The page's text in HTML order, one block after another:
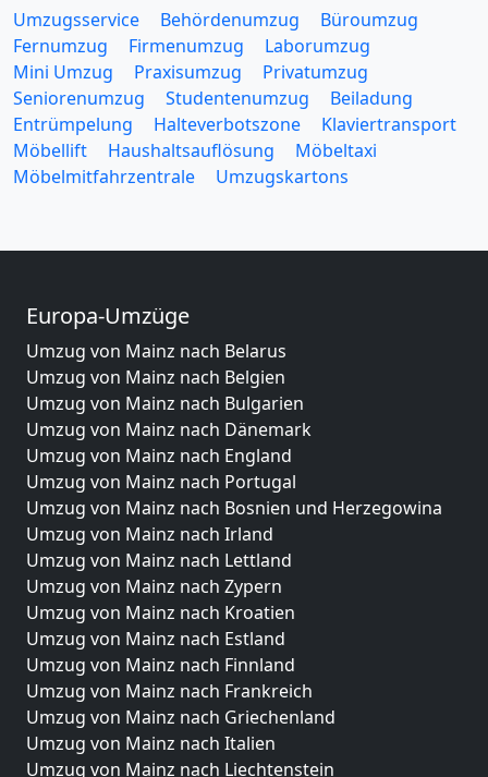
Umzugsservice Behördenumzug
Büroumzug
Fernumzug
Firmenumzug
Laborumzug
Mini Umzug
Praxisumzug
Privatumzug
Seniorenumzug
Studentenumzug
Beiladung
Entrümpelung
Halteverbotszone
Klaviertransport
Möbellift
Haushaltsauflösung
Möbeltaxi
Möbelmitfahrzentrale
Umzugskartons
Europa-Umzüge
Umzug von Mainz nach Belarus
Umzug von Mainz nach Belgien
Umzug von Mainz nach Bulgarien
Umzug von Mainz nach Dänemark
Umzug von Mainz nach England
Umzug von Mainz nach Portugal
Umzug von Mainz nach Bosnien und Herzegowina
Umzug von Mainz nach Irland
Umzug von Mainz nach Lettland
Umzug von Mainz nach Zypern
Umzug von Mainz nach Kroatien
Umzug von Mainz nach Estland
Umzug von Mainz nach Finnland
Umzug von Mainz nach Frankreich
Umzug von Mainz nach Griechenland
Umzug von Mainz nach Italien
Umzug von Mainz nach Liechtenstein